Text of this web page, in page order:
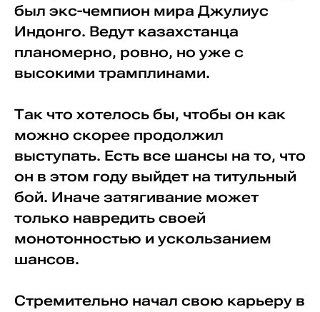
был экс-чемпион мира Джулиус
Индонго. Ведут казахстанца
планомерно, ровно, но уже с
высокими трамплинами.
Так что хотелось бы, чтобы он как
можно скорее продолжил
выступать. Есть все шансы на то, что
он в этом году выйдет на титульный
бой. Иначе затягивание может
только навредить своей
монотонностью и ускользанием
шансов.
Стремительно начал свою карьеру в